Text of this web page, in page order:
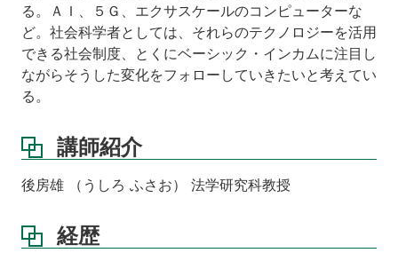
る。ＡＩ、５Ｇ、エクサスケールのコンピューターな
ど。社会科学者としては、それらのテクノロジーを活用
できる社会制度、とくにベーシック・インカムに注目し
ながらそうした変化をフォローしていきたいと考えてい
る。
講師紹介
後房雄 （うしろ ふさお） 法学研究科教授
経歴